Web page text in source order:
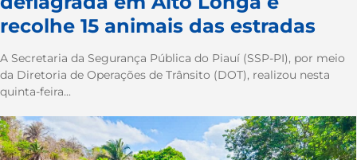
recolhe 15 animais das estradas
A Secretaria da Segurança Pública do Piauí (SSP-PI), por meio
da Diretoria de Operações de Trânsito (DOT), realizou nesta
quinta-feira...